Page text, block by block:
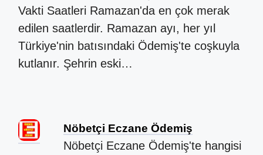
Vakti Saatleri Ramazan'da en çok merak
edilen saatlerdir. Ramazan ayı, her yıl
Türkiye'nin batısındaki Ödemiş'te coşkuyla
kutlanır. Şehrin eski…
Nöbetçi Eczane Ödemiş
Nöbetçi Eczane Ödemiş'te hangisi